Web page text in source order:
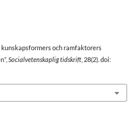
kunskapsformers och ramfaktorers
Socialvetenskaplig tidskrift, 28(2). doi: